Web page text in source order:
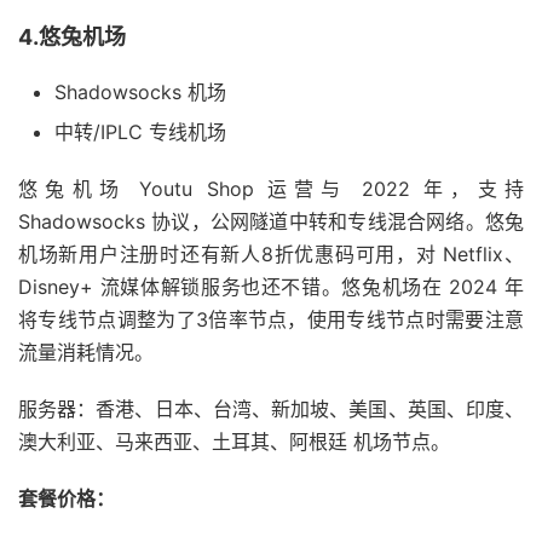
4.悠兔机场
Shadowsocks 机场
中转/IPLC 专线机场
悠兔机场 Youtu Shop 运营与 2022 年，支持
Shadowsocks 协议，公网隧道中转和专线混合网络。悠兔
机场新用户注册时还有新人8折优惠码可用，对 Netflix、
Disney+ 流媒体解锁服务也还不错。悠兔机场在 2024 年
将专线节点调整为了3倍率节点，使用专线节点时需要注意
流量消耗情况。
服务器：香港、日本、台湾、新加坡、美国、英国、印度、
澳大利亚、马来西亚、土耳其、阿根廷 机场节点。
套餐价格：